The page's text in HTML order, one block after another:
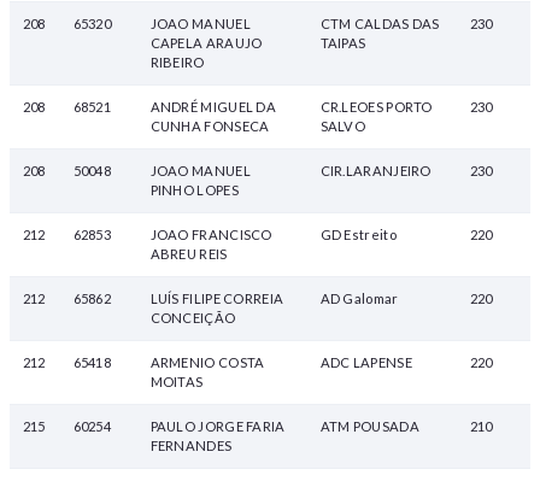
208 65320
JOAO MANUEL
CAPELA ARAUJO
RIBEIRO
CTM CALDAS DAS
TAIPAS
230
208 68521
ANDRÉ MIGUEL DA
CUNHA FONSECA
CR.LEOES PORTO
SALVO
230
208 50048
JOAO MANUEL
PINHO LOPES
CIR.LARANJEIRO 230
212 62853
JOAO FRANCISCO
ABREU REIS
GD Estreito 220
212 65862
LUÍS FILIPE CORREIA
CONCEIÇÃO
AD Galomar 220
212 65418
ARMENIO COSTA
MOITAS
ADC LAPENSE 220
215 60254
PAULO JORGE FARIA
FERNANDES
ATM POUSADA 210